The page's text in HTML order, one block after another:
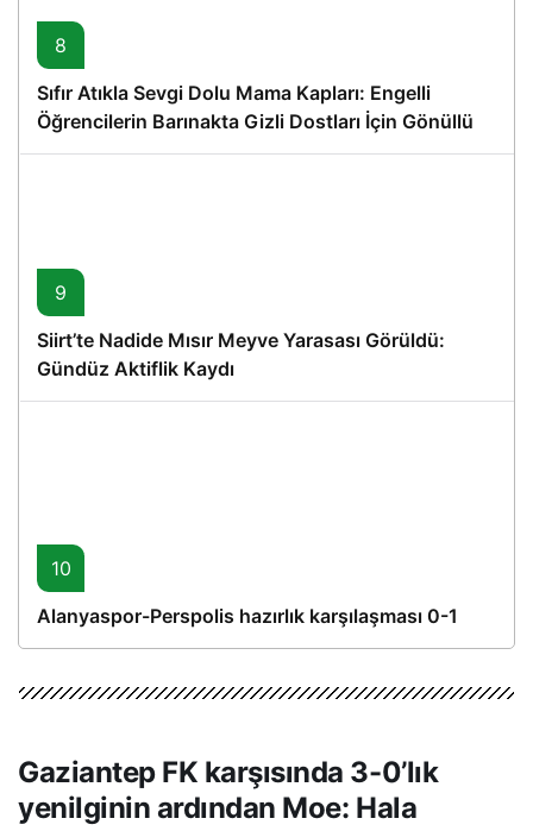
8
Sıfır Atıkla Sevgi Dolu Mama Kapları: Engelli
Öğrencilerin Barınakta Gizli Dostları İçin Gönüllü
Proje
9
Siirt’te Nadide Mısır Meyve Yarasası Görüldü:
Gündüz Aktiflik Kaydı
10
Alanyaspor-Perspolis hazırlık karşılaşması 0-1
Gaziantep FK karşısında 3-0’lık
yenilginin ardından Moe: Hala